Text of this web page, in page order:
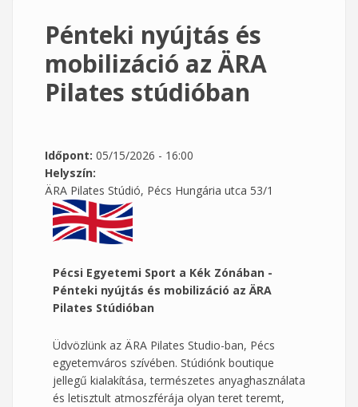
Pénteki nyújtás és
mobilizáció az ÄRA
Pilates stúdióban
Időpont: 05/15/2026 - 16:00
Helyszín:
ÄRA Pilates Stúdió, Pécs Hungária utca 53/1
Pécsi Egyetemi Sport a Kék Zónában -
Pénteki nyújtás és mobilizáció az ÄRA
Pilates Stúdióban
Üdvözlünk az ÄRA Pilates Studio-ban, Pécs
egyetemváros szívében. Stúdiónk boutique
jellegű kialakítása, természetes anyaghasználata
és letisztult atmoszférája olyan teret teremt,